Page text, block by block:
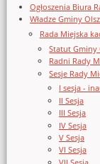
Ogłoszenia Biura
Władze Gminy
Rada Miejska
Statut Gminy
Radni Rady
Sesje Rady
I sesja -
II Sesja
III Sesja
IV Sesja
V Sesja
VI Sesja